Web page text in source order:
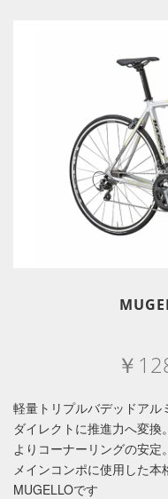
￥
軽量トリプルバデッドアル
ダイレクトに推進力へ変
よりコーナーリングの安
メインコンポに使用した
MUGELLOです